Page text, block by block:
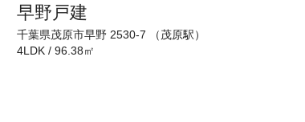
早野戸建
千葉県茂原市早野 2530-7 （茂原駅）
4LDK / 96.38㎡